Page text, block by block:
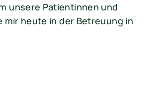
unsere Patientinnen und
heute in der Betreuung in